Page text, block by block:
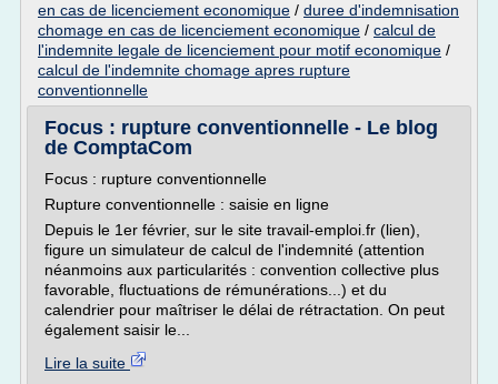
en cas de licenciement economique / duree d'indemnisation
chomage en cas de licenciement economique / calcul de
l'indemnite legale de licenciement pour motif economique /
calcul de l'indemnite chomage apres rupture
conventionnelle
Focus : rupture conventionnelle - Le blog
de ComptaCom
Focus : rupture conventionnelle
Rupture conventionnelle : saisie en ligne
Depuis le 1er février, sur le site travail-emploi.fr (lien),
figure un simulateur de calcul de l'indemnité (attention
néanmoins aux particularités : convention collective plus
favorable, fluctuations de rémunérations...) et du
calendrier pour maîtriser le délai de rétractation. On peut
également saisir le...
Lire la suite